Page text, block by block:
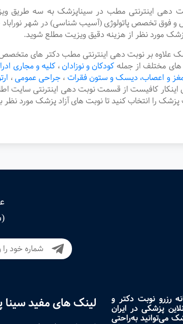
دهی اینترنتی مطب در سیناپزشک به سه طریق
تخصص پاتولوژی (آسیب شناسی) در شهر نوراباد
مورد نظر از هزینه دقیق ویزیت مطلع شوید.
علاوه بر نوبت دهی اینترنتی مطب دکتر های متخصص
مختلف از جمله کودکان و نوزادان، کلیه و مجاری
و اعصاب، دیسک و ستون فقرات ، جراحی عمومی،
اینکار کافیست از قسمت نوبت دهی اینترنتی
را انتخاب کنید تا نوبت های آزاد پزشک مورد نظر
رزرو نوبت دکتر و
پزشکی در ایران
می‌توانید به‌راحتی
لینک های مفید